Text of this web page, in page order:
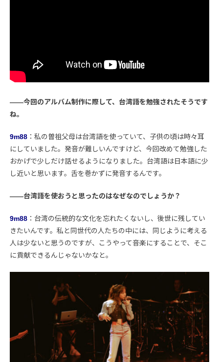
――今回のアルバム制作に際して、台湾語を勉強されたそうです
ね。
9m88 ：私の曽祖父母は台湾語を使っていて、子供の頃は時々耳
にしていました。発音が難しいんですけど、今回改めて勉強した
おかげで少しだけ話せるようになりました。台湾語は日本語に少
し近いと思います。舌を巻かずに発音するんです。
――台湾語を使おうと思ったのはなぜなのでしょうか？
9m88 ：台湾の伝統的な文化を忘れたくないし、後世に残してい
きたいんです。私と同世代の人たちの中には、同じように考える
人は少ないと思うのですが、こうやって音楽にすることで、そこ
に貢献できるんじゃないかなと。